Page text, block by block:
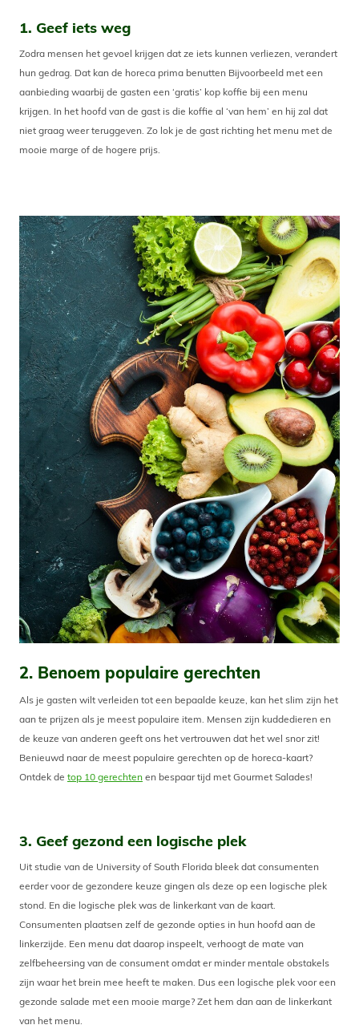
1. Geef iets weg
Zodra mensen het gevoel krijgen dat ze iets kunnen verliezen, verandert
hun gedrag. Dat kan de horeca prima benutten Bijvoorbeeld met een
aanbieding waarbij de gasten een ‘gratis’ kop koffie bij een menu
krijgen. In het hoofd van de gast is die koffie al ‘van hem’ en hij zal dat
niet graag weer teruggeven. Zo lok je de gast richting het menu met de
mooie marge of de hogere prijs.
2. Benoem populaire gerechten
Als je gasten wilt verleiden tot een bepaalde keuze, kan het slim zijn het
aan te prijzen als je meest populaire item. Mensen zijn kuddedieren en
de keuze van anderen geeft ons het vertrouwen dat het wel snor zit!
Benieuwd naar de meest populaire gerechten op de horeca-kaart?
Ontdek de top 10 gerechten en bespaar tijd met Gourmet Salades!
3. Geef gezond een logische plek
Uit studie van de University of South Florida bleek dat consumenten
eerder voor de gezondere keuze gingen als deze op een logische plek
stond. En die logische plek was de linkerkant van de kaart.
Consumenten plaatsen zelf de gezonde opties in hun hoofd aan de
linkerzijde. Een menu dat daarop inspeelt, verhoogt de mate van
zelfbeheersing van de consument omdat er minder mentale obstakels
zijn waar het brein mee heeft te maken. Dus een logische plek voor een
gezonde salade met een mooie marge? Zet hem dan aan de linkerkant
van het menu.